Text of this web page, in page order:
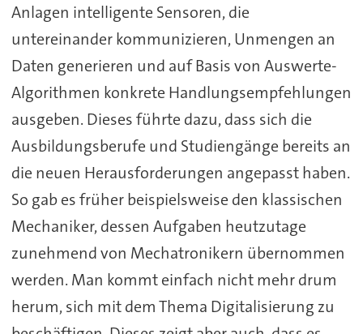
Anlagen intelligente Sensoren, die
untereinander kommunizieren, Unmengen an
Daten generieren und auf Basis von Auswerte-
Algorithmen konkrete Handlungsempfehlungen
ausgeben. Dieses führte dazu, dass sich die
Ausbildungsberufe und Studiengänge bereits an
die neuen Herausforderungen angepasst haben.
So gab es früher beispielsweise den klassischen
Mechaniker, dessen Aufgaben heutzutage
zunehmend von Mechatronikern übernommen
werden. Man kommt einfach nicht mehr drum
herum, sich mit dem Thema Digitalisierung zu